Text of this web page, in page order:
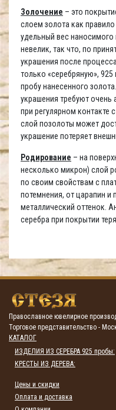
Золочение – это
слоем золота как
удельный вес наносимого
невелик, так что, по
украшения после
только «серебряную», 925
пробу нанесенного
украшения требуют очень
при регулярном
слой позолоты может
украшение потеряет
Родирование – на
несколько микрон) слой
по своим свойствам с
потемнения, от царапин и
металлический оттенок.
серебра при покрытии
Православное ювелирное
Торговое представительство -
КАТАЛОГ
ИЗДЕЛИЯ ИЗ СЕРЕБРА 925 пробы:
КРЕСТЫ ИЗ ДЕРЕВА:
Цены и скидки
Оплата и доставка